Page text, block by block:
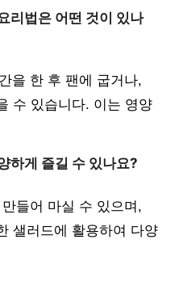
리법은 어떤 것이 있나
을 한 후 팬에 굽거나,
수 있습니다. 이는 영양
하게 즐길 수 있나요?
들어 마실 수 있으며,
샐러드에 활용하여 다양